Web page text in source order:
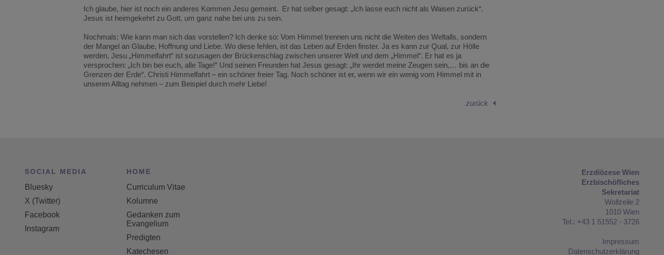
Ich glaube, hier ist noch ein anderes Kommen Jesu gemeint. Er hat selber gesagt: „Ich lasse euch nicht als Waisen zurück“.
Jesus ist heimgekehrt zu Gott, um ganz nahe bei uns zu sein.
Nochmals: Wie kann man sich das vorstellen? Ich denke so: Vom Himmel trennen uns nicht die Weiten des Weltalls, sondern
der Mangel an Glaube, Hoffnung und Liebe. Wo diese fehlen, ist das Leben auf Erden finster. Ja es kann zur Qual, zur Hölle
werden. Jesu „Himmelfahrt“ ist sozusagen der Brückenschlag zwischen unserer Welt und dem „Himmel“. Er hat es ja
versprochen: „Ich bin bei euch, alle Tage!“ Und seinen Freunden hat Jesus gesagt: „Ihr werdet meine Zeugen sein,… bis an die
Grenzen der Erde“. Christi Himmelfahrt – ein schöner freier Tag. Noch schöner ist er, wenn wir ein wenig vom Himmel mit in
unseren Alltag nehmen – zum Beispiel durch mehr Liebe!
zurück
SOCIAL MEDIA
Bluesky
X (Twitter)
Facebook
Instagram
HOME
Curriculum Vitae
Kolumne
Gedanken zum
Evangelium
Predigten
Katechesen
Erzdiözese Wien
Erzbischöfliches
Sekretariat
Wollzeile 2
1010 Wien
Tel.: +43 1 51552 - 3726
Impressum
Datenschutzerklärung